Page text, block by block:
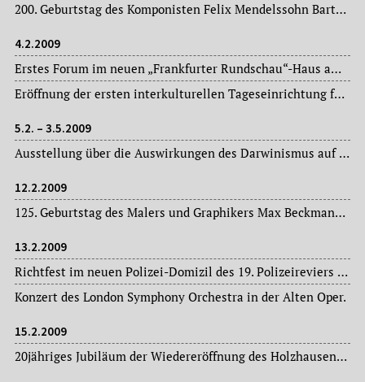
200. Geburtstag des Komponisten Felix Mendelssohn Bartholdy (1809-1847). Aus diesem Anlass findet ein Mendelssohn-Festkonzert mit „Elias“ in der Alten Oper statt, ein weiteres Festkonzert in der Evangelisch-reformierten Gemeinde am 07. Februar d. J.
4.2.2009
Erstes Forum im neuen „Frankfurter Rundschau“-Haus am Südbahnhof mit Oberbürgermeisterin Petra Roth, dem Architekten Albert Speer, dem Vorstandsvorsitzenden der Polytechnischen Gesellschaft, Roland Kaehlbrandt, und dem früheren Universitätspräsidenten Klaus Ring.
Eröffnung der ersten interkulturellen Tageseinrichtung für Senioren im Gallus.
5.2. – 3.5.2009
Ausstellung über die Auswirkungen des Darwinismus auf die bildende Kunst in der Kunsthalle Schirn – anlässlich des 200. Geburtstages des Naturforschers Charles Darwin.
12.2.2009
125. Geburtstag des Malers und Graphikers Max Beckmann (1884-1950), lebte von 1915 bis 1933 in Frankfurt am Main, 1925 Berufung als Leiter einer Meisterklasse an die Frankfurter Städelschule (damals Kunstgewerbeschule).
13.2.2009
Richtfest im neuen Polizei-Domizil des 19. Polizeireviers am Frankfurter Flughafen.
Konzert des London Symphony Orchestra in der Alten Oper.
15.2.2009
20jähriges Jubiläum der Wiedereröffnung des Holzhausenschlösschens durch die Frankfurter Bürgerstiftung.